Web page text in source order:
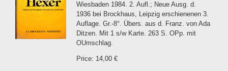
Wiesbaden 1984. 2. Aufl.; Neue Ausg. d.
1936 bei Brockhaus, Leipzig erschienenen 3.
Auflage. Gr.-8°. Übers. aus d. Franz. von Ada
Ditzen. Mit 1 s/w Karte. 263 S. OPp. mit
OUmschlag.
Price: 14,00 €